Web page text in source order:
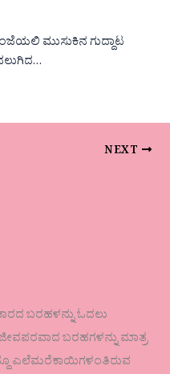
ಮುಸುಕಿನ ಗುದ್ದಾಟ
NEXT
ಬರಹಳನ್ನು ಓದಲು
ಬರಹಗಳನ್ನು ಮಾತ್ರ
ಎಲೆಮರೆಕಾಯಿಗಳಂತಿರುವ